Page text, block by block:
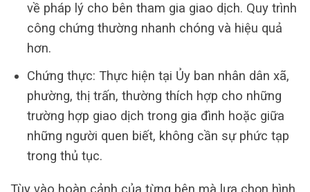
về pháp lý cho bên tham gia giao dịch. Quy trình
công chứng thường nhanh chóng và hiệu quả
hơn.
Chứng thực: Thực hiện tại Ủy ban nhân dân xã,
phường, thị trấn, thường thích hợp cho những
trường hợp giao dịch trong gia đình hoặc giữa
những người quen biết, không cần sự phức tạp
trong thủ tục.
Tùy vào hoàn cảnh của từng bên mà lựa chọn hình